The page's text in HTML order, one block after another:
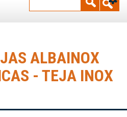
ALBAINOX
- TEJA INOX